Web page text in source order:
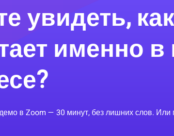
увидеть,
именно
в Zoom — 30 минут, без лишних слов. Или